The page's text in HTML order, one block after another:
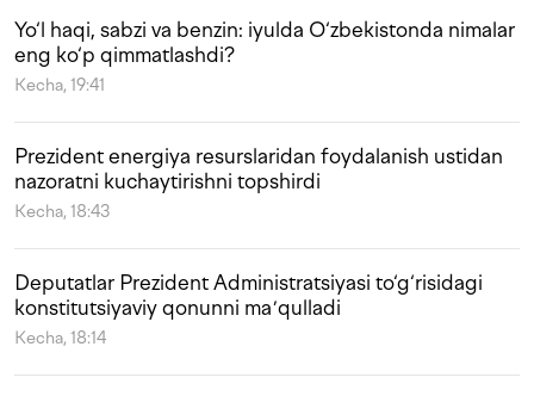
Yo‘l haqi, sabzi va benzin: iyulda O‘zbekistonda nimalar
eng ko‘p qimmatlashdi?
Kecha, 19:41
Prezident energiya resurslaridan foydalanish ustidan
nazoratni kuchaytirishni topshirdi
Kecha, 18:43
Deputatlar Prezident Administratsiyasi to‘g‘risidagi
konstitutsiyaviy qonunni maʼqulladi
Kecha, 18:14